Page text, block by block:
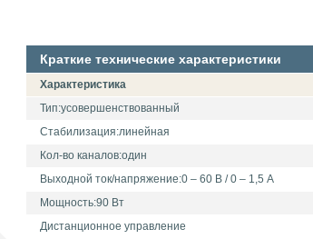
Краткие технические характеристики
Характеристика
Тип:усовершенствованный
Стабилизация:линейная
Кол-во каналов:один
Выходной ток/напряжение:0 – 60 В / 0 – 1,5 А
Мощность:90 Вт
Дистанционное управление